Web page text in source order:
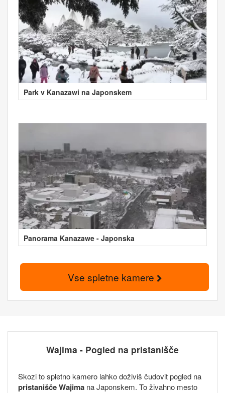
Park v Kanazawi na Japonskem
Panorama Kanazawe - Japonska
Vse spletne kamere
Wajima - Pogled na pristanišče
Skozi to spletno kamero lahko doživiš čudovit pogled na
pristanišče Wajima na Japonskem. To živahno mesto